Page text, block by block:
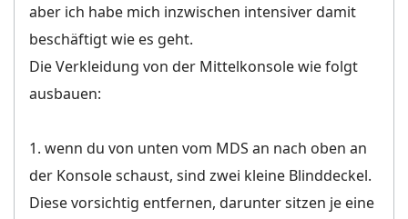
aber ich habe mich inzwischen intensiver damit
beschäftigt wie es geht.
Die Verkleidung von der Mittelkonsole wie folgt
ausbauen:
1. wenn du von unten vom MDS an nach oben an
der Konsole schaust, sind zwei kleine Blinddeckel.
Diese vorsichtig entfernen, darunter sitzen je eine